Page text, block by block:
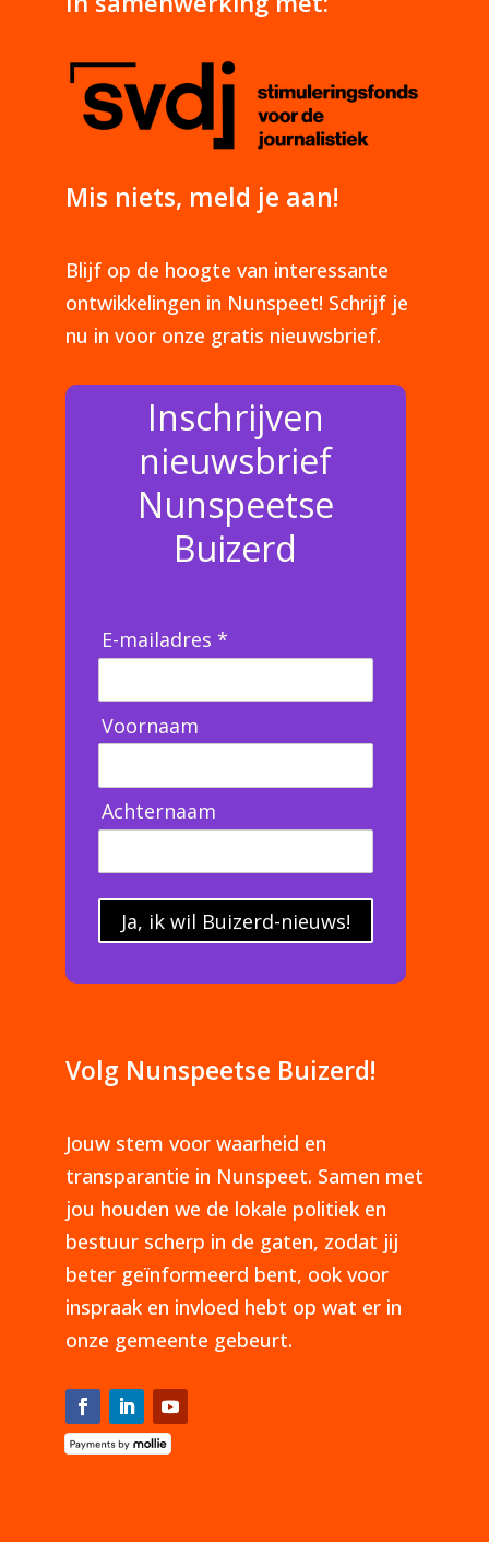
Mis niets, meld je aan!
Blijf op de hoogte van interessante
ontwikkelingen in Nunspeet! Schrijf je
nu in voor onze gratis nieuwsbrief.
Inschrijven
nieuwsbrief
Nunspeetse
Buizerd
E-mailadres *
Voornaam
Achternaam
Ja, ik wil Buizerd-nieuws!
Volg Nunspeetse Buizerd!
Jouw stem voor waarheid en
transparantie in Nunspeet. Samen met
jou houden we de lokale politiek en
bestuur scherp in de gaten, zodat jij
beter geïnformeerd bent, ook voor
inspraak en invloed hebt op wat er in
onze gemeente gebeurt.